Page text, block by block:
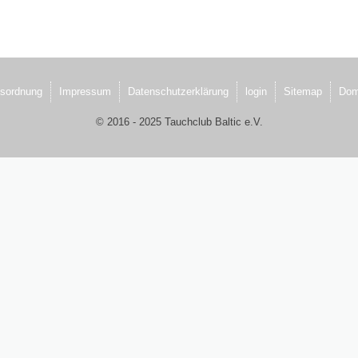
Impressum Datenschutzerklärung login Sitemap
© 2016 - 2025 Tauchclub Baltic e.V.